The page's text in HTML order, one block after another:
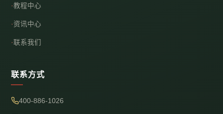
教程中心
资讯中心
联系我们
联系方式
400-886-1026